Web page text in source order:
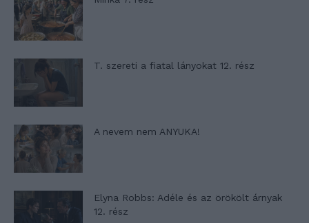
T. szereti a fiatal lányokat 12. rész
A nevem nem ANYUKA!
Elyna Robbs: Adéle és az örökölt árnyak
12. rész